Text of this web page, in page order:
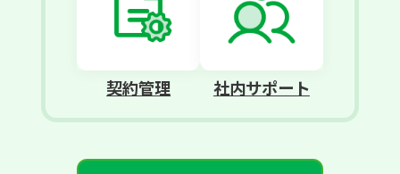
契約管理 社内サポート